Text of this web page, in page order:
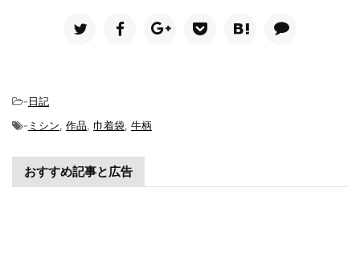
-日記
- ミシン, 作品, 巾着袋, 牛柄
おすすめ記事と広告